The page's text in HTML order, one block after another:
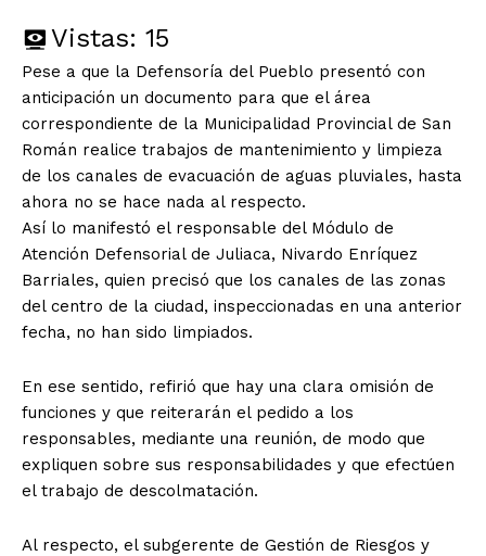
Vistas: 15
Pese a que la Defensoría del Pueblo presentó con
anticipación un documento para que el área
correspondiente de la Municipalidad Provincial de San
Román realice trabajos de mantenimiento y limpieza
de los canales de evacuación de aguas pluviales, hasta
ahora no se hace nada al respecto.
Así lo manifestó el responsable del Módulo de
Atención Defensorial de Juliaca, Nivardo Enríquez
Barriales, quien precisó que los canales de las zonas
del centro de la ciudad, inspeccionadas en una anterior
fecha, no han sido limpiados.
En ese sentido, refirió que hay una clara omisión de
funciones y que reiterarán el pedido a los
responsables, mediante una reunión, de modo que
expliquen sobre sus responsabilidades y que efectúen
el trabajo de descolmatación.
Al respecto, el subgerente de Gestión de Riesgos y